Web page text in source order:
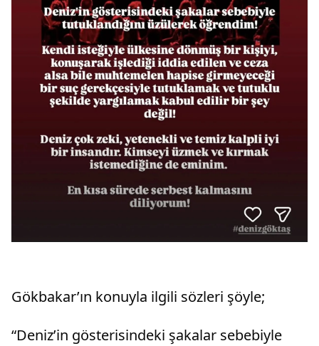
Gökbakar’ın konuyla ilgili sözleri şöyle;
“Deniz’in gösterisindeki şakalar sebebiyle